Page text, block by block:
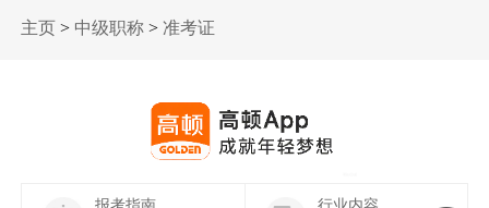
主页 > 中级职称 > 准考证
报考指南 行业内容